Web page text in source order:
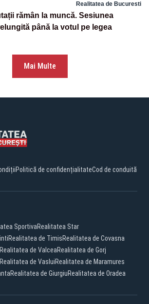
Realitatea de Bucuresti
rămân la muncă. Sesiunea
până la votul pe legea
Mai Multe
Politică de confidențialitateCod de conduită
SportivaRealitatea Star
Realitatea de TimisRealitatea de Covasna
Realitatea de ValceaRealitatea de Gorj
Realitatea de VasluiRealitatea de Maramures
Realitatea de GiurgiuRealitatea de Oradea